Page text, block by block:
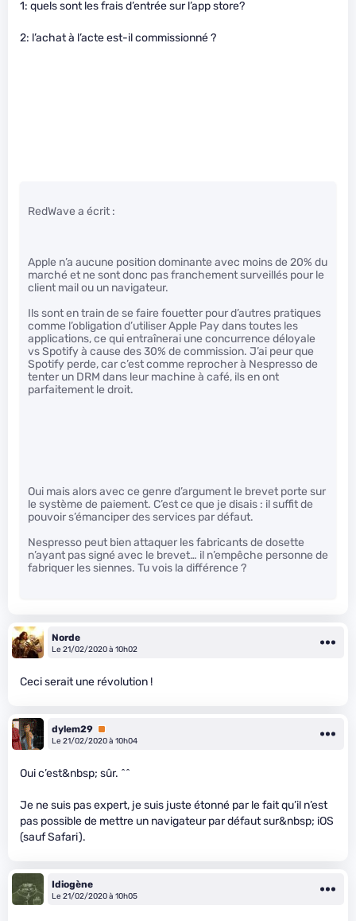
1: quels sont les frais d’entrée sur l’app store?
2: l’achat à l’acte est-il commissionné ?
RedWave a écrit :
Apple n’a aucune position dominante avec moins de 20% du
marché et ne sont donc pas franchement surveillés pour le
client mail ou un navigateur.
Ils sont en train de se faire fouetter pour d’autres pratiques
comme l’obligation d’utiliser Apple Pay dans toutes les
applications, ce qui entraînerai une concurrence déloyale
vs Spotify à cause des 30% de commission. J’ai peur que
Spotify perde, car c’est comme reprocher à Nespresso de
tenter un DRM dans leur machine à café, ils en ont
parfaitement le droit.
Oui mais alors avec ce genre d’argument le brevet porte sur
le système de paiement. C’est ce que je disais : il suffit de
pouvoir s’émanciper des services par défaut.
Nespresso peut bien attaquer les fabricants de dosette
n’ayant pas signé avec le brevet… il n’empêche personne de
fabriquer les siennes. Tu vois la différence ?
Norde
Le 21/02/2020 à 10h02
Ceci serait une révolution !
dylem29 Premium
Le 21/02/2020 à 10h04
Oui c’est&nbsp; sûr. ^^
Je ne suis pas expert, je suis juste étonné par le fait qu’il n’est
pas possible de mettre un navigateur par défaut sur&nbsp; iOS
(sauf Safari).
Idiogène
Le 21/02/2020 à 10h05